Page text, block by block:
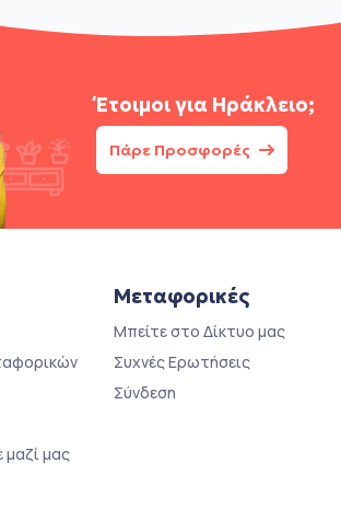
Έτοιμοι για Ηράκλειο;
Πάρε Προσφορές
μαζί μας
Μεταφορικές
Μπείτε στο Δίκτυο μας
Συχνές Ερωτήσεις
Σύνδεση